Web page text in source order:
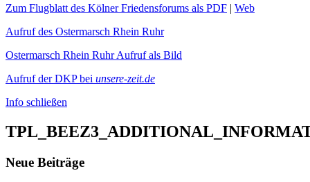
Zum Flugblatt des Kölner Friedensforums als PDF | Web
Aufruf des Ostermarsch Rhein Ruhr
Ostermarsch Rhein Ruhr Aufruf als Bild
Aufruf der DKP bei unsere-zeit.de
Info schließen
Neue Beiträge